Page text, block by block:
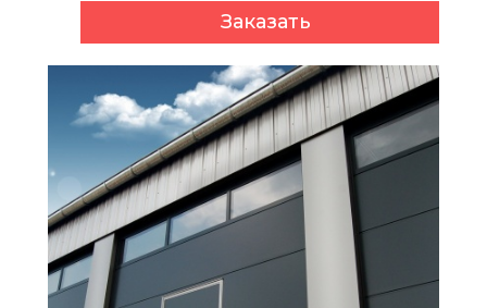
Заказать